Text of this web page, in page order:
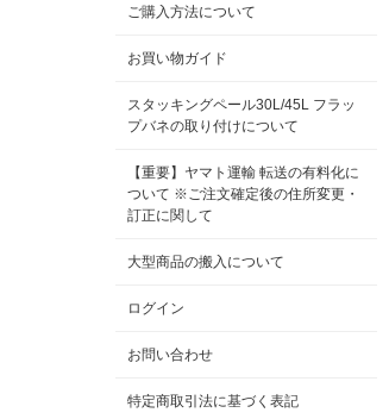
ご購入方法について
お買い物ガイド
スタッキングペール30L/45L フラッ
プバネの取り付けについて
【重要】ヤマト運輸 転送の有料化に
ついて ※ご注文確定後の住所変更・
訂正に関して
大型商品の搬入について
ログイン
お問い合わせ
特定商取引法に基づく表記